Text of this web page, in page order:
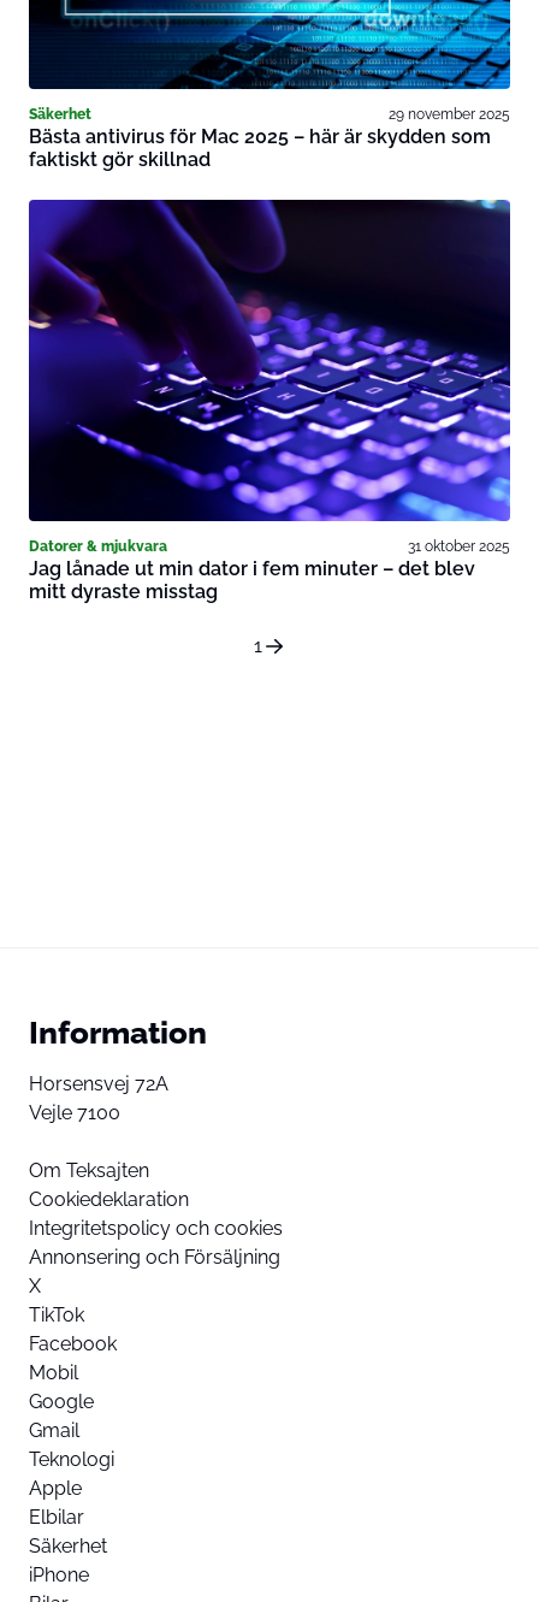
Säkerhet 29 november 2025
Bästa antivirus för Mac 2025 – här är skydden som
faktiskt gör skillnad
Datorer & mjukvara 31 oktober 2025
Jag lånade ut min dator i fem minuter – det blev
mitt dyraste misstag
1
Information
Horsensvej 72A
Vejle 7100
Om Teksajten
Cookiedeklaration
Integritetspolicy och cookies
Annonsering och Försäljning
X
TikTok
Facebook
Mobil
Google
Gmail
Teknologi
Apple
Elbilar
Säkerhet
iPhone